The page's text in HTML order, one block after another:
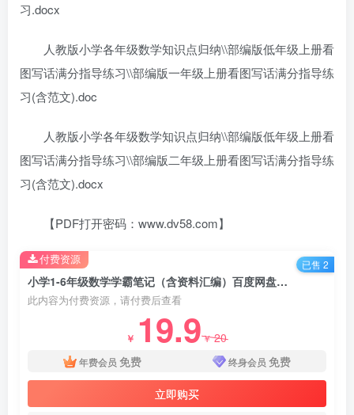
习.docx
人教版小学各年级数学知识点归纳\\部编版低年级上册看
图写话满分指导练习\\部编版一年级上册看图写话满分指导练
习(含范文).doc
人教版小学各年级数学知识点归纳\\部编版低年级上册看
图写话满分指导练习\\部编版二年级上册看图写话满分指导练
习(含范文).docx
【PDF打开密码：www.dv58.com】
小学1-6年级数学学霸笔记（含资料汇编）百度网盘分享下载
此内容为付费资源，请付费后查看
￥ 19.9￥20
年费会员 免费 终身会员 免费
立即购买
付费资源 已售 2